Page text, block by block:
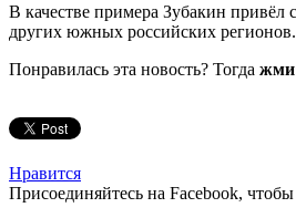
В качестве примера Зубакин
других южных российских
Понравилась эта новость? Тогда жми
Нравится
Присоединяйтесь на Facebook,